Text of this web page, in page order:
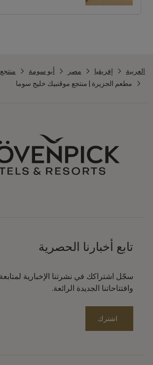
العربية إفريقيا مصر أبو سومة
مطعم الجزيرة | منتجع موڤنبيك خليج سوما
تابع أخبارنا الحصرية
سجّل اشتراكك في نشرتنا الإخبارية
وافتتاحاتنا الجديدة الرائعة.
اشترك